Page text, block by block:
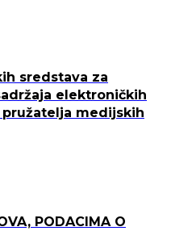
sredstava za
elektroničkih
medijskih
PODACIMA O